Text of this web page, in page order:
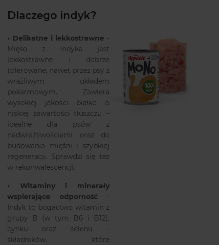
Dlaczego indyk?
• Delikatne i lekkostrawne -
Mięso z indyka jest
lekkostrawne i dobrze
tolerowane, nawet przez psy z
wrażliwym układem
pokarmowym. Zawiera
wysokiej jakości białko o
niskiej zawartości tłuszczu –
idealne dla psów z
nadwrażliwościami oraz do
budowania mięśni i szybkiej
regeneracji. Sprawdzi się też
w rekonwalescencji.
• Witaminy i minerały
wspierające odporność -
Indyk to bogactwo witamin z
grupy B (w tym B6 i B12),
cynku oraz selenu –
składników, które